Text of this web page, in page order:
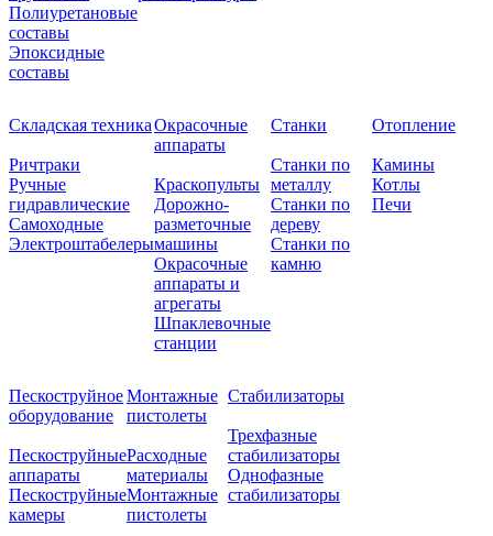
Полиуретановые
составы
Эпоксидные
составы
Складская техника
Ричтраки
Ручные
гидравлические
Самоходные
Электроштабелеры
Окрасочные
аппараты
Краскопульты
Дорожно-
разметочные
машины
Окрасочные
аппараты и
агрегаты
Шпаклевочные
станции
Станки
Станки по
металлу
Станки по
дереву
Станки по
камню
Отопление
Камины
Котлы
Печи
Пескоструйное
оборудование
Пескоструйные
аппараты
Пескоструйные
камеры
Монтажные
пистолеты
Расходные
материалы
Монтажные
пистолеты
Стабилизаторы
Трехфазные
стабилизаторы
Однофазные
стабилизаторы